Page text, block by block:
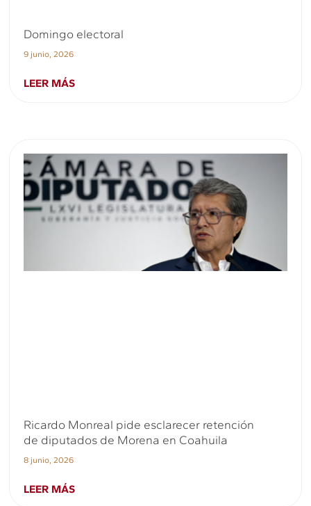
Domingo electoral
9 junio, 2026
LEER MÁS
Ricardo Monreal pide esclarecer retención
de diputados de Morena en Coahuila
8 junio, 2026
LEER MÁS